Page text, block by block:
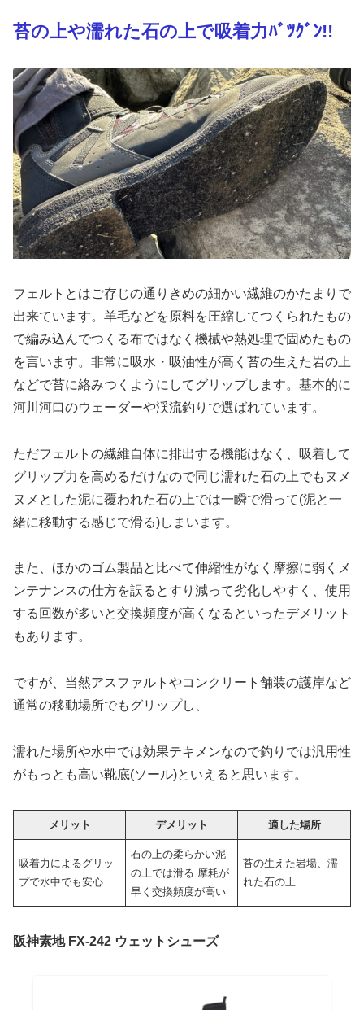
苔の上や濡れた石の上で吸着力ﾊﾞﾂｸﾞﾝ!!
フェルトとはご存じの通りきめの細かい繊維のかたまりで
出来ています。羊毛などを原料を圧縮してつくられたもの
で編み込んでつくる布ではなく機械や熱処理で固めたもの
を言います。非常に吸水・吸油性が高く苔の生えた岩の上
などで苔に絡みつくようにしてグリップします。基本的に
河川河口のウェーダーや渓流釣りで選ばれています。
ただフェルトの繊維自体に排出する機能はなく、吸着して
グリップ力を高めるだけなので同じ濡れた石の上でもヌメ
ヌメとした泥に覆われた石の上では一瞬で滑って(泥と一
緒に移動する感じで滑る)しまいます。
また、ほかのゴム製品と比べて伸縮性がなく摩擦に弱くメ
ンテナンスの仕方を誤るとすり減って劣化しやすく、使用
する回数が多いと交換頻度が高くなるといったデメリット
もあります。
ですが、当然アスファルトやコンクリート舗装の護岸など
通常の移動場所でもグリップし、
濡れた場所や水中では効果テキメンなので釣りでは汎用性
がもっとも高い靴底(ソール)といえると思います。
メリット デメリット 適した場所
吸着力によるグリッ
プで水中でも安心
石の上の柔らかい泥
の上では滑る 摩耗が
早く交換頻度が高い
苔の生えた岩場、濡
れた石の上
阪神素地 FX-242 ウェットシューズ